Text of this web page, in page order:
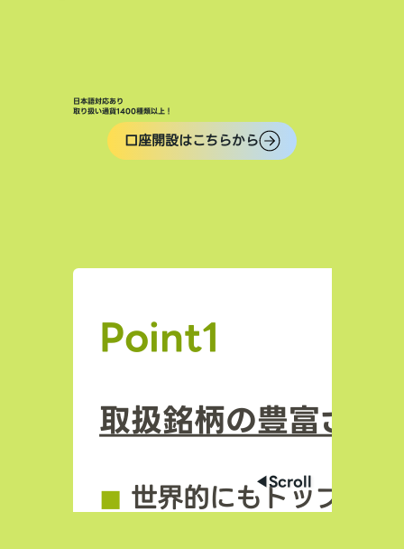
日本語対応あり
取り扱い通貨1400種類以上！
口座開設はこちらから
Point1
取扱銘柄の豊富さ
◼︎ 世界的にもトップクラ
◀︎Scroll